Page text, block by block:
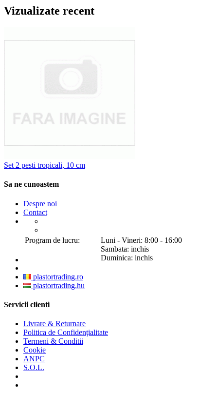
Vizualizate recent
Set 2 pesti tropicali, 10 cm
Sa ne cunoastem
Despre noi
Contact
Program de lucru:
Luni - Vineri: 8:00 - 16:00
Sambata: inchis
Duminica: inchis
plastortrading.ro
plastortrading.hu
Servicii clienti
Livrare & Returnare
Politica de Confidenţialitate
Termeni & Conditii
Cookie
ANPC
S.O.L.